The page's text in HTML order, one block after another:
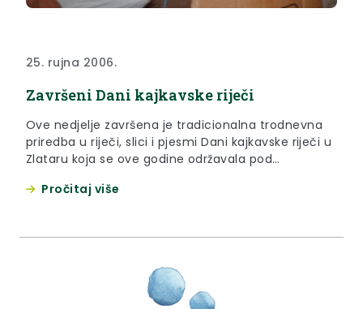
25. rujna 2006.
Završeni Dani kajkavske riječi
Ove nedjelje završena je tradicionalna trodnevna
priredba u riječi, slici i pjesmi Dani kajkavske riječi u
Zlataru koja se ove godine održavala pod
kulturnim, zabavnim i sportskim sadržajima na
Pročitaj više